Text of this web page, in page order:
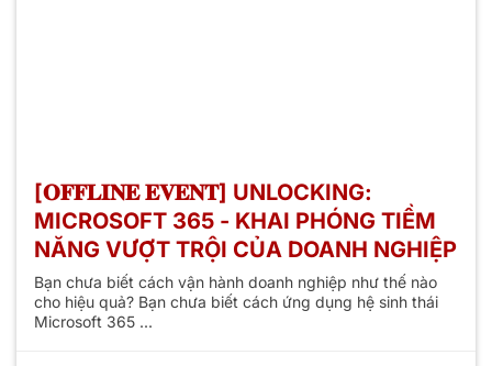
[𝐎𝐅𝐅𝐋𝐈𝐍𝐄 𝐄𝐕𝐄𝐍𝐓] UNLOCKING:
MICROSOFT 365 - KHAI PHÓNG TIỀM
NĂNG VƯỢT TRỘI CỦA DOANH NGHIỆP
Bạn chưa biết cách vận hành doanh nghiệp như thế nào
cho hiệu quả? Bạn chưa biết cách ứng dụng hệ sinh thái
Microsoft 365 ...